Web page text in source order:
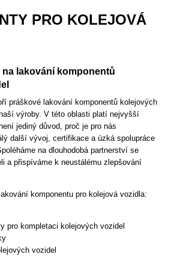
PRO KOLEJOVÁ
lakování komponentů
práškové lakování komponentů kolejových
výroby. V této oblasti platí nejvyšší
jediný důvod, proč je pro nás
další vývoj, certifikace a úzká spolupráce
na dlouhodobá partnerství se
a přispíváme k neustálému zlepšování
komponentu pro kolejová vozidla:
pro kompletaci kolejových vozidel
vozidel